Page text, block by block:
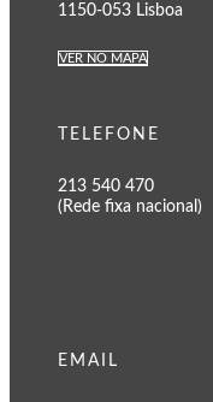
1150-053 Lisboa
VER NO MAPA
TELEFONE
213 540 470
(Rede fixa nacional)
EMAIL